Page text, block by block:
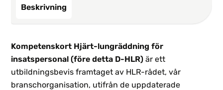
Beskrivning
Kompetenskort Hjärt-lungräddning för
insatspersonal (före detta D-HLR)är ett
utbildningsbevis framtaget av HLR-rådet, vår
branschorganisation, utifrån de uppdaterade